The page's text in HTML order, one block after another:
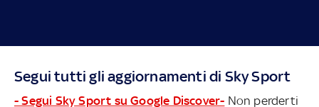
Segui tutti gli aggiornamenti di Sky Sport
- Segui Sky Sport su Google Discover- Non perderti